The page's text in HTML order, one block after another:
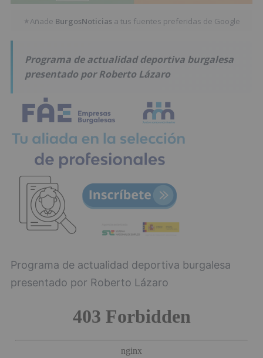
★Añade BurgosNoticias a tus fuentes preferidas de Google
Programa de actualidad deportiva burgalesa
presentado por Roberto Lázaro
Programa de actualidad deportiva burgalesa
presentado por Roberto Lázaro